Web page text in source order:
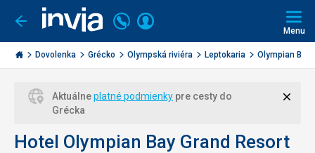
Ísť
späť
Invia.sk
Volajte
+421
2
3221
Prihlásiť
Menu
Dovolenka Grécko Olympská riviéra Leptokaria Olympian Bay
Aktuálneplatné podmienky pre cesty do
Grécka
Hotel Olympian Bay Grand Resort